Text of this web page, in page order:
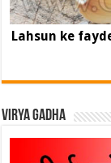
Lahsun ke fayde
Virya Gadha